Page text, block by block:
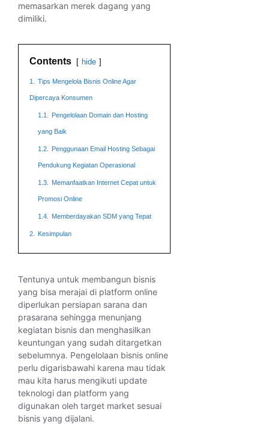
memasarkan merek dagang yang
dimiliki.
Contents hide
1. Tips Mengelola Bisnis Online Agar
Dipercaya Konsumen
1.1. Pengelolaan Domain dan Hosting
yang Baik
1.2. Penggunaan Email Hosting Sebagai
Pendukung Kegiatan Operasional
1.3. Memanfaatkan Internet Cepat untuk
Promosi Online
1.4. Memberdayakan SDM yang Tepat
2. Kesimpulan
Tentunya untuk membangun bisnis
yang bisa merajai di platform online
diperlukan persiapan sarana dan
prasarana sehingga menunjang
kegiatan bisnis dan menghasilkan
keuntungan yang sudah ditargetkan
sebelumnya. Pengelolaan bisnis online
perlu digarisbawahi karena mau tidak
mau kita harus mengikuti update
teknologi dan platform yang
digunakan oleh target market sesuai
bisnis yang dijalani.